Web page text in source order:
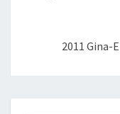
2011 Gina-